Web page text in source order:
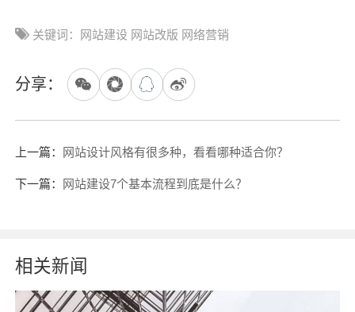
关键词：网站建设 网站改版 网络营销
分享：
上一篇： 网站设计风格有很多种，看看哪种适合你？
下一篇： 网站建设7个基本流程到底是什么？
相关新闻